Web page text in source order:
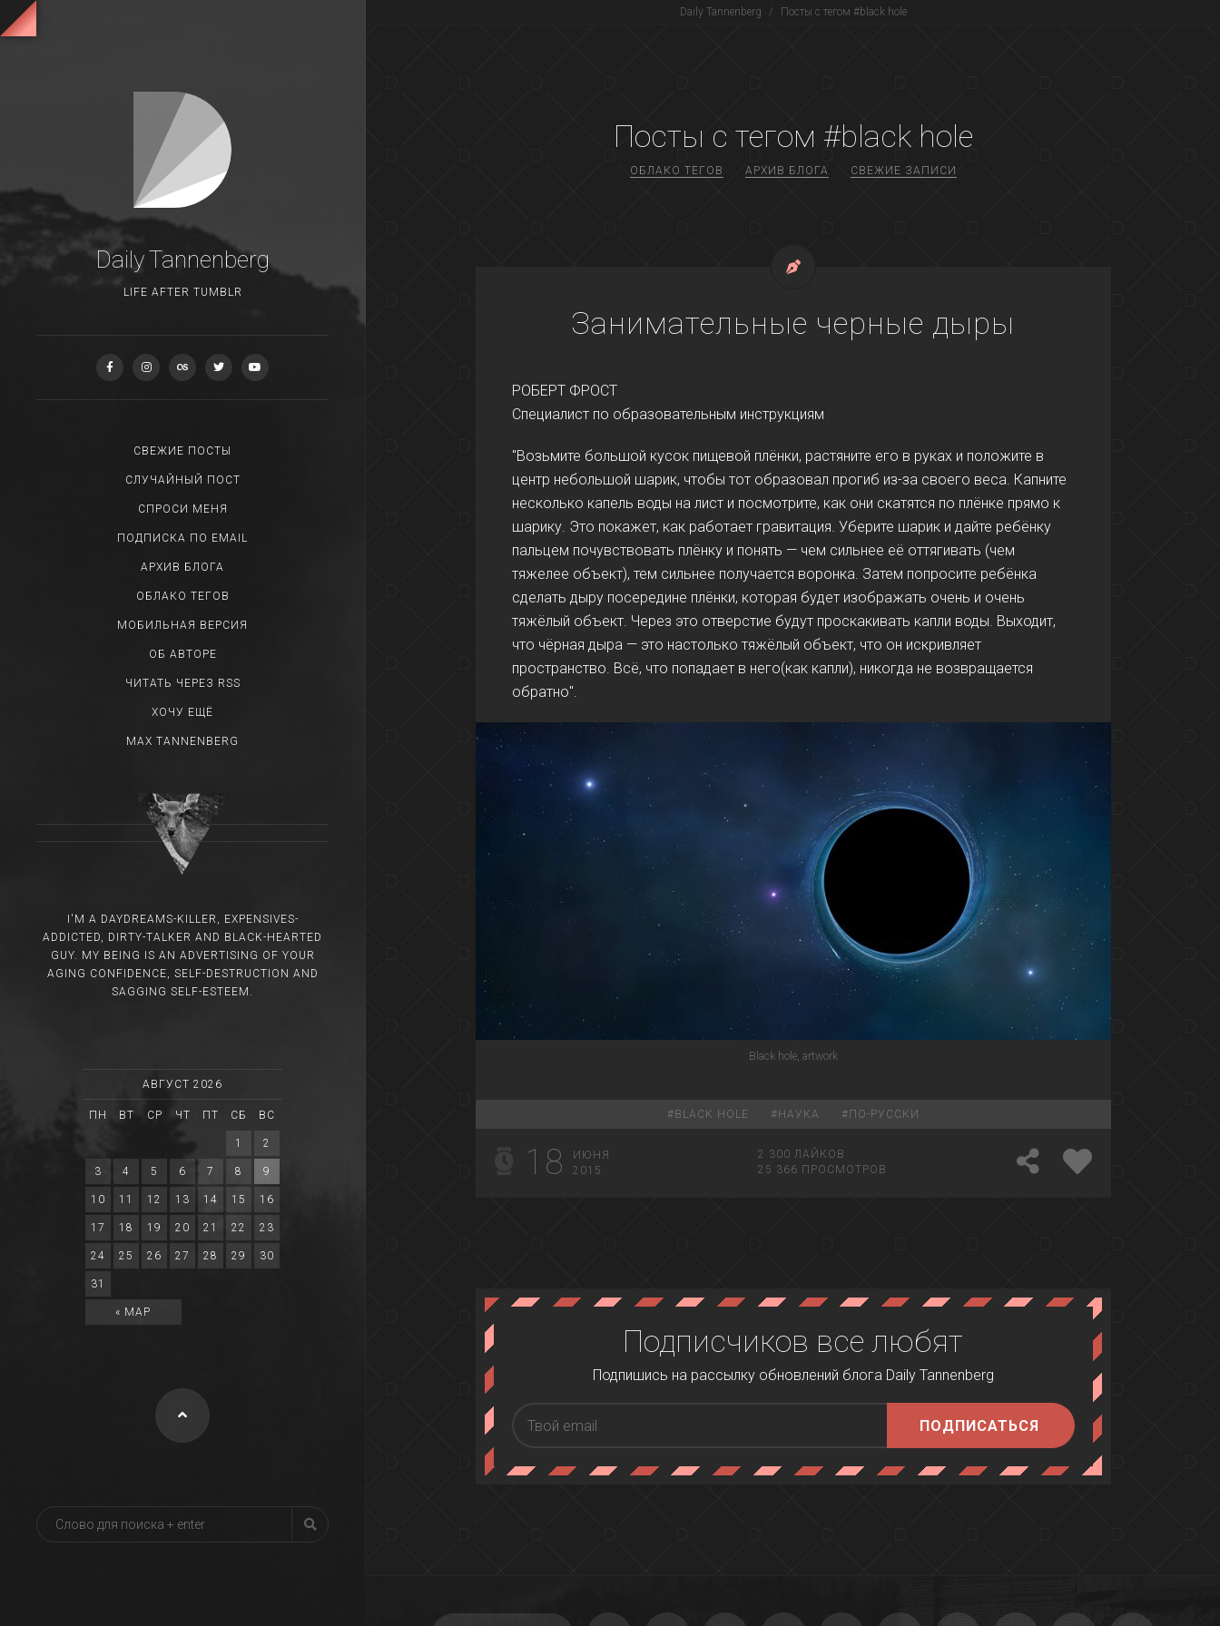
Daily Tannenberg
LIFE AFTER TUMBLR
СВЕЖИЕ ПОСТЫ
СЛУЧАЙНЫЙ ПОСТ
СПРОСИ МЕНЯ
ПОДПИСКА ПО EMAIL
АРХИВ БЛОГА
ОБЛАКО ТЕГОВ
МОБИЛЬНАЯ ВЕРСИЯ
ОБ АВТОРЕ
ЧИТАТЬ ЧЕРЕЗ RSS
ХОЧУ ЕЩЁ
MAX TANNENBERG
I'M A DAYDREAMS-KILLER, EXPENSIVES-
ADDICTED, DIRTY-TALKER AND BLACK-HEARTED
GUY. MY BEING IS AN ADVERTISING OF YOUR
AGING CONFIDENCE, SELF-DESTRUCTION AND
SAGGING SELF-ESTEEM.
АВГУСТ 2026
ПН ВТ СР ЧТ ПТ СБ ВС
1 2
3 4 5 6 7 8 9
10 11 12 13 14 15 16
17 18 19 20 21 22 23
24 25 26 27 28 29 30
31
« МАР
Daily Tannenberg / Посты с тегом #black hole
Посты с тегом #black hole
ОБЛАКО ТЕГОВ АРХИВ БЛОГА СВЕЖИЕ ЗАПИСИ
Занимательные черные дыры
РОБЕРТ ФРОСТ
Специалист по образовательным инструкциям
"Возьмите большой кусок пищевой плёнки, растяните его в руках и положите в
центр небольшой шарик, чтобы тот образовал прогиб из-за своего веса. Капните
несколько капель воды на лист и посмотрите, как они скатятся по плёнке прямо к
шарику. Это покажет, как работает гравитация. Уберите шарик и дайте ребёнку
пальцем почувствовать плёнку и понять — чем сильнее её оттягивать (чем
тяжелее объект), тем сильнее получается воронка. Затем попросите ребёнка
сделать дыру посередине плёнки, которая будет изображать очень и очень
тяжёлый объект. Через это отверстие будут проскакивать капли воды. Выходит,
что чёрная дыра — это настолько тяжёлый объект, что он искривляет
пространство. Всё, что попадает в него(как капли), никогда не возвращается
обратно".
Black hole, artwork
# BLACK HOLE # НАУКА # ПО-РУССКИ
18
ИЮНЯ
2015
2 300ЛАЙКОВ
25 366 ПРОСМОТРОВ
Подписчиков все любят
Подпишись на рассылку обновлений блога Daily Tannenberg
ПОДПИСАТЬСЯ